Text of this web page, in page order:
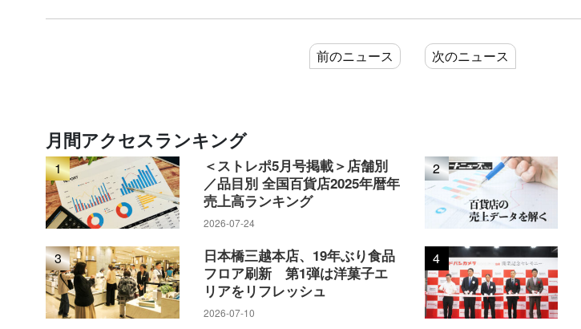
前のニュース 次のニュース
月間アクセスランキング
1
＜ストレポ5月号掲載＞店舗別
／品目別 全国百貨店2025年暦年
売上高ランキング
2026-07-24
2
3
日本橋三越本店、19年ぶり食品
フロア刷新 第1弾は洋菓子エ
リアをリフレッシュ
2026-07-10
4